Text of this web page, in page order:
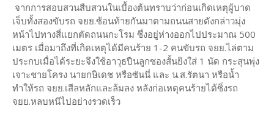
จากการสอบสวนสืบสวนในเบื้องต้นทราบว่าก่อนเกิดเหตุผู้บาด
เจ็บทั้งสองขับรถ จยย.ซ้อนท้ายกันมาตามถนนสายดังกล่าวมุ่ง
หน้าไปทางสี่แยกตัดถนนกะโรม ซึ่งอยู่ห่างออกไปประมาณ 500
เมตร เมื่อมาถึงที่เกิดเหตุได้มีคนร้าย 1-2 คนขับรถ จยย.ไล่ตาม
ประกบเมื่อได้ระยะจึงใช้อาวุธปืนลูกซองสั้นยิงใส่ 1 นัด กระสุนพุ่ง
เจาะชายโครง นายกษิเดช หรือซันนี่ และ น.ส.รัตนา หรือน้ำ
ทำให้รถ จยย.เสีลหลักและล้มลง หลังก่อเหตุคนร้ายได้ซิ่งรถ
จยย.หลบหนีไปอย่างรวดเร็ว